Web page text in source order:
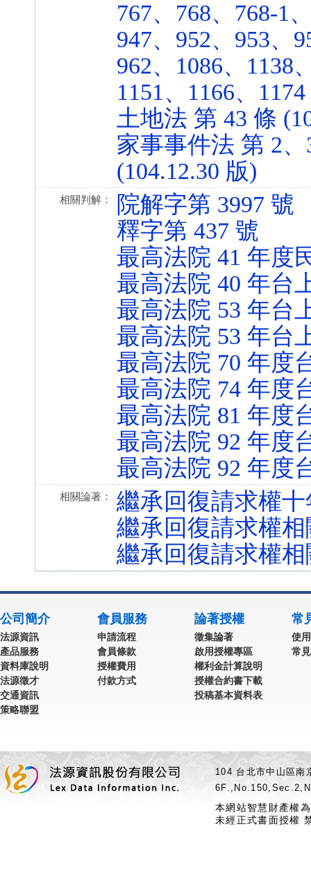
767、768、768-1
947、952、953、
962、1086、1138
1151、1166、
土地法 第 43 條
家事事件法 第 2、
(104.12.30 版)
相關判解：
院解字第 3997 號
釋字第 437 號
最高法院 41 年度
最高法院 40 年台
最高法院 53 年台
最高法院 53 年台
最高法院 70 年度
最高法院 74 年度
最高法院 81 年度
最高法院 92 年度
最高法院 92 年度
相關論著：
繼承回復請求權
繼承回復請求權
繼承回復請求權
公司簡介
法源資訊
產品服務
資料庫說明
法源徵才
交通資訊
策略聯盟
會員服務
申請流程
會員條款
授權費用
付款方式
論著授權
徵集論著
啟用授權專區
權利金計算說明
授權合約書下載
投稿基本資料表
常
使
常
104 台北市中山區
本網站智慧財產權
未經正式書面授權